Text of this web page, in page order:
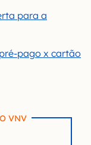
para a
pago x cartão
VNV